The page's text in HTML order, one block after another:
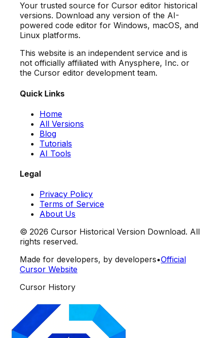
Your trusted source for Cursor editor historical
versions. Download any version of the AI-
powered code editor for Windows, macOS, and
Linux platforms.
This website is an independent service and is
not officially affiliated with Anysphere, Inc. or
the Cursor editor development team.
Quick Links
Home
All Versions
Blog
Tutorials
AI Tools
Legal
Privacy Policy
Terms of Service
About Us
© 2026 Cursor Historical Version Download. All
rights reserved.
Made for developers, by developers•Official
Cursor Website
Cursor History